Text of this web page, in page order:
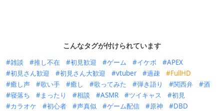
こんなタグが付けられています
雑談 推し不在 初見歓迎 ゲーム イケボ
APEX
初見さん歓迎
初見さん大歓迎 vtuber 過疎
FullHD
癒し声
歌い手 癒し 歌ってみた 弾き語り 関西弁
酒
寝落ち
まったり 相談 ASMR ツイキャス
初見
カラオケ
初心者 声真似 ゲーム配信 原神
DBD